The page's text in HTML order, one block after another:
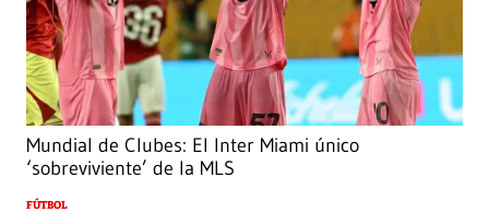
Mundial de Clubes: El Inter Miami único
‘sobreviviente’ de la MLS
FÚTBOL